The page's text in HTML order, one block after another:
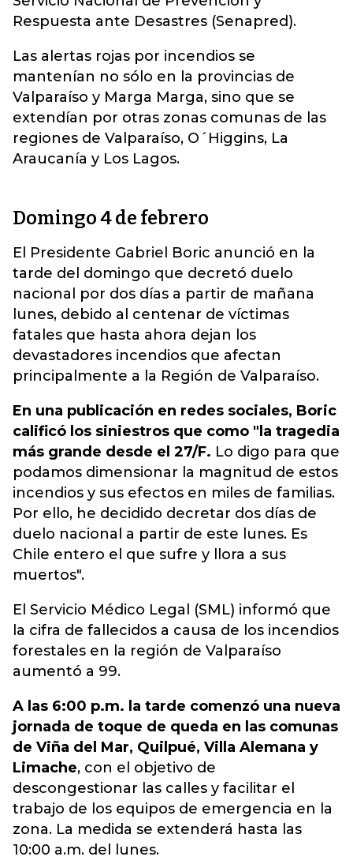
Respuesta ante Desastres (Senapred).
Las alertas rojas por incendios se
mantenían no sólo en la provincias de
Valparaíso y Marga Marga, sino que se
extendían por otras zonas comunas de las
regiones de Valparaíso, O´Higgins, La
Araucanía y Los Lagos.
Domingo 4 de febrero
El Presidente Gabriel Boric anunció en la
tarde del domingo que decretó duelo
nacional por dos días a partir de mañana
lunes, debido al centenar de víctimas
fatales que hasta ahora dejan los
devastadores incendios que afectan
principalmente a la Región de Valparaíso.
En una publicación en redes sociales, Boric
calificó los siniestros que como "la tragedia
más grande desde el 27/F. Lo digo para que
podamos dimensionar la magnitud de estos
incendios y sus efectos en miles de familias.
Por ello, he decidido decretar dos días de
duelo nacional a partir de este lunes. Es
Chile entero el que sufre y llora a sus
muertos".
El Servicio Médico Legal (SML) informó que
la cifra de fallecidos a causa de los incendios
forestales en la región de Valparaíso
aumentó a 99.
A las 6:00 p.m. la tarde comenzó una nueva
jornada de toque de queda en las comunas
de Viña del Mar, Quilpué, Villa Alemana y
Limache, con el objetivo de
descongestionar las calles y facilitar el
trabajo de los equipos de emergencia en la
zona. La medida se extenderá hasta las
10:00 a.m. del lunes.